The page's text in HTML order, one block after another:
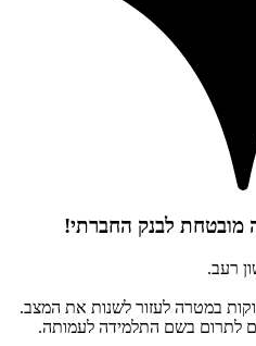
מובטחת לבנק החברתי!
במטרה לעזור לשנות את המצב.
לתרום בשם התלמידה לעמותה.